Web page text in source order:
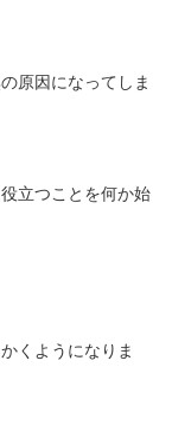
原因になってしま
立つことを何か始
くようになりま